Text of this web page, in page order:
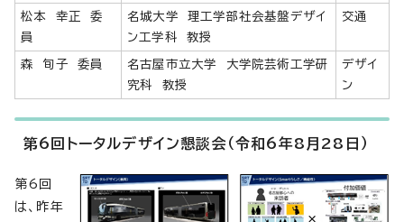
松本 幸正 委
員
名城大学 理工学部社会基盤デザイ
ン工学科 教授
交通
森 旬子 委員
名古屋市立大学 大学院芸術工学研
究科 教授
デザイ
ン
第6回トータルデザイン懇談会（令和6年8月28日）
第6回
は、昨年